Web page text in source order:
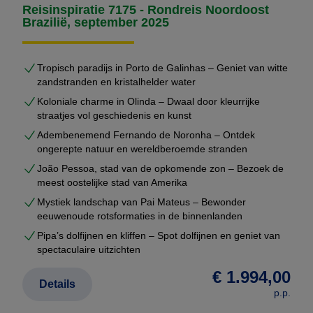
U ontvangt uw voorstel meestal binnen enkele
werkdagen — volledig vrijblijvend.
Niet duurder dan een standaardreis
Veel reizigers denken dat maatwerk duurder is dan
een pakketreis.
Bij Brazilië Reis Specialist is dat niet het geval.
Dankzij onze vaste partners in Brazilië en directe
contracten werken wij zonder dure tussenschakels.
Daardoor kunnen wij
maatwerk rondreizen
aanbieden tegen dezelfde (of vaak betere) prijzen
dan vaste voorbeeldreizen.
Ondersteuning tijdens uw reis
Reisinspiratie 7175 - Rondreis Noordoost
Brazilië, september 2025
Tropisch paradijs in Porto de Galinhas – Geniet van witte
zandstranden en kristalhelder water
Koloniale charme in Olinda – Dwaal door kleurrijke
straatjes vol geschiedenis en kunst
Adembenemend Fernando de Noronha – Ontdek
ongerepte natuur en wereldberoemde stranden
João Pessoa, stad van de opkomende zon – Bezoek de
meest oostelijke stad van Amerika
Mystiek landschap van Pai Mateus – Bewonder
eeuwenoude rotsformaties in de binnenlanden
Pipa’s dolfijnen en kliffen – Spot dolfijnen en geniet van
spectaculaire uitzichten
€ 1.994,00
p.p.
Details